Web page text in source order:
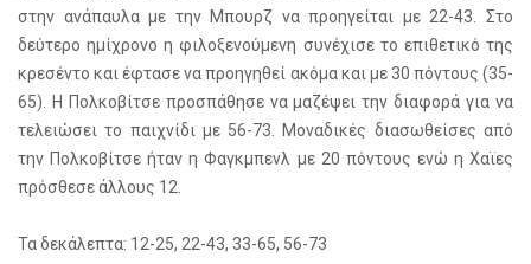
στην ανάπαυλα με την Μπουρζ να προηγείται με 22-43. Στο
δεύτερο ημίχρονο η φιλοξενούμενη συνέχισε το επιθετικό της
κρεσέντο και έφτασε να προηγηθεί ακόμα και με 30 πόντους (35-
65). Η Πολκοβίτσε προσπάθησε να μαζέψει την διαφορά για να
τελειώσει το παιχνίδι με 56-73. Μοναδικές διασωθείσες από
την Πολκοβίτσε ήταν η Φαγκμπενλ με 20 πόντους ενώ η Χαϊες
πρόσθεσε άλλους 12.
Τα δεκάλεπτα: 12-25, 22-43, 33-65, 56-73